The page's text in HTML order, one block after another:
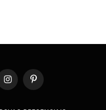
InstagramPinterest